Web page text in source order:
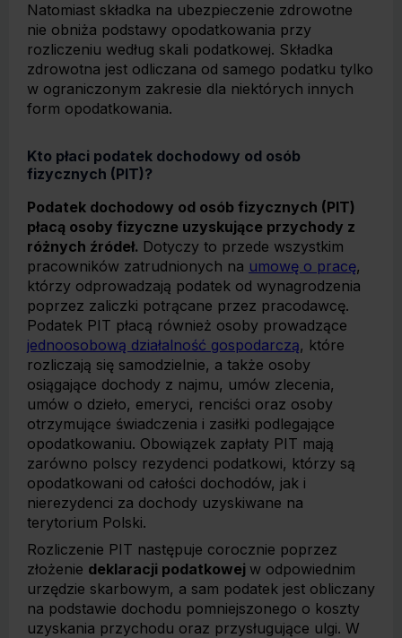
Natomiast składka na ubezpieczenie zdrowotne
nie obniża podstawy opodatkowania przy
rozliczeniu według skali podatkowej. Składka
zdrowotna jest odliczana od samego podatku tylko
w ograniczonym zakresie dla niektórych innych
form opodatkowania.
Kto płaci podatek dochodowy od osób
fizycznych (PIT)?
Podatek dochodowy od osób fizycznych (PIT)
płacą osoby fizyczne uzyskujące przychody z
różnych źródeł. Dotyczy to przede wszystkim
pracowników zatrudnionych na umowę o pracę,
którzy odprowadzają podatek od wynagrodzenia
poprzez zaliczki potrącane przez pracodawcę.
Podatek PIT płacą również osoby prowadzące
jednoosobową działalność gospodarczą, które
rozliczają się samodzielnie, a także osoby
osiągające dochody z najmu, umów zlecenia,
umów o dzieło, emeryci, renciści oraz osoby
otrzymujące świadczenia i zasiłki podlegające
opodatkowaniu. Obowiązek zapłaty PIT mają
zarówno polscy rezydenci podatkowi, którzy są
opodatkowani od całości dochodów, jak i
nierezydenci za dochody uzyskiwane na
terytorium Polski.
Rozliczenie PIT następuje corocznie poprzez
złożenie deklaracji podatkowej w odpowiednim
urzędzie skarbowym, a sam podatek jest obliczany
na podstawie dochodu pomniejszonego o koszty
uzyskania przychodu oraz przysługujące ulgi. W